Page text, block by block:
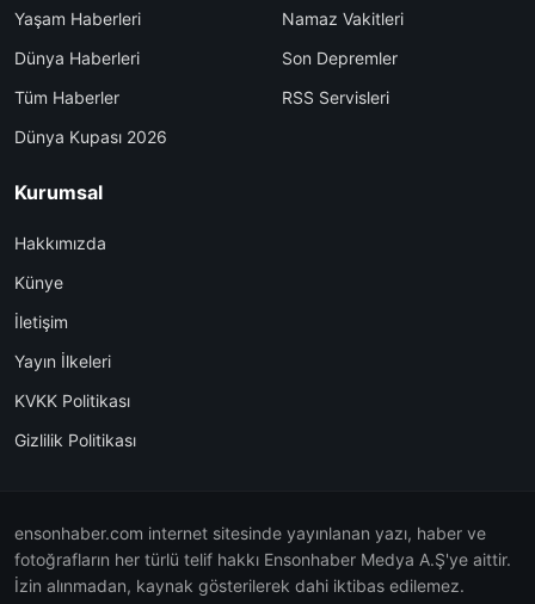
Yaşam Haberleri
Dünya Haberleri
Tüm Haberler
Dünya Kupası 2026
Namaz Vakitleri
Son Depremler
RSS Servisleri
Kurumsal
Hakkımızda
Künye
İletişim
Yayın İlkeleri
KVKK Politikası
Gizlilik Politikası
ensonhaber.com internet sitesinde yayınlanan yazı, haber ve
fotoğrafların her türlü telif hakkı Ensonhaber Medya A.Ş'ye aittir.
İzin alınmadan, kaynak gösterilerek dahi iktibas edilemez.